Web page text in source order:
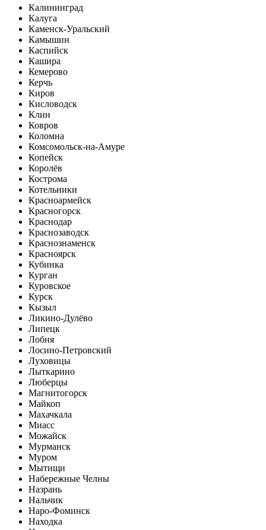
Калининград
Калуга
Каменск-Уральский
Камышин
Каспийск
Кашира
Кемерово
Керчь
Киров
Кисловодск
Клин
Ковров
Коломна
Комсомольск-на-Амуре
Копейск
Королёв
Кострома
Котельники
Красноармейск
Красногорск
Краснодар
Краснозаводск
Краснознаменск
Красноярск
Кубинка
Курган
Куровское
Курск
Кызыл
Ликино-Дулёво
Липецк
Лобня
Лосино-Петровский
Луховицы
Лыткарино
Люберцы
Магнитогорск
Майкоп
Махачкала
Миасс
Можайск
Мурманск
Муром
Мытищи
Набережные Челны
Назрань
Нальчик
Наро-Фоминск
Находка